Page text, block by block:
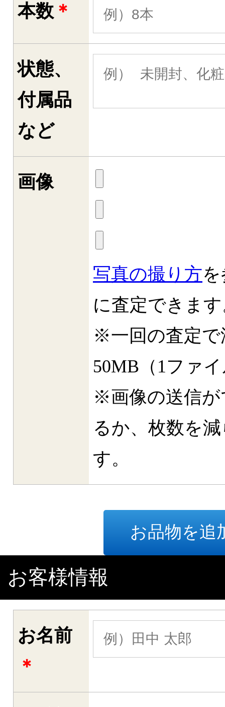
本数 ＊
状態、
付属品
など
画像
写真の撮り方
に査定できま
※一回の査定で
50MB（1ファ
※画像の送信が
るか、枚数を
す。
お品物を追
お客様情報
お名前
＊